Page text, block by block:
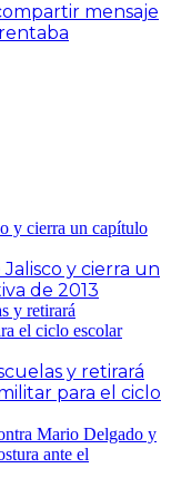
mensaje
y cierra un
de 2013
y retirará
para el ciclo